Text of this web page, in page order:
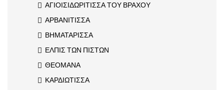
ΑΓΙΟΙΣΙΔΩΡΙΤΙΣΣΑ ΤΟΥ ΒΡΑΧΟΥ
ΑΡΒΑΝΙΤΙΣΣΑ
ΒΗΜΑΤΑΡΙΣΣΑ
ΕΛΠΙΣ ΤΩΝ ΠΙΣΤΩΝ
ΘΕΟΜΑΝΑ
ΚΑΡΔΙΩΤΙΣΣΑ